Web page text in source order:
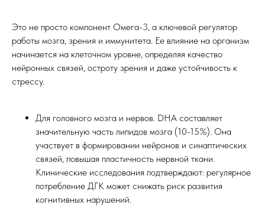
Это не просто компонент Омега-3, а ключевой регулятор
работы мозга, зрения и иммунитета. Ее влияние на организм
начинается на клеточном уровне, определяя качество
нейронных связей, остроту зрения и даже устойчивость к
стрессу.
Для головного мозга и нервов. DHA составляет
значительную часть липидов мозга (10-15%). Она
участвует в формировании нейронов и синаптических
связей, повышая пластичность нервной ткани.
Клинические исследования подтверждают: регулярное
потребление ДГК может снижать риск развития
когнитивных нарушений.